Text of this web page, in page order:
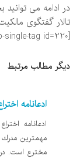
در ادامه می
تالار گفتگوی
[bbp-single-tag id=220]
دیگر مطالب مرتبط
ادعانامه
ادعانامه
مهمترين
مخترع است. در